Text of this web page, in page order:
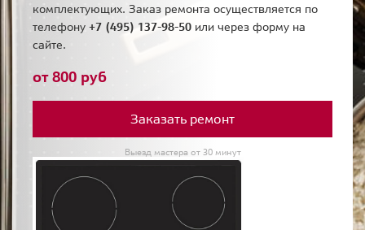
комплектующих. Заказ ремонта осуществляется по
телефону +7 (495) 137-98-50 или через форму на
сайте.
от 800 руб
Заказать ремонт
Выезд мастера от 30 минут